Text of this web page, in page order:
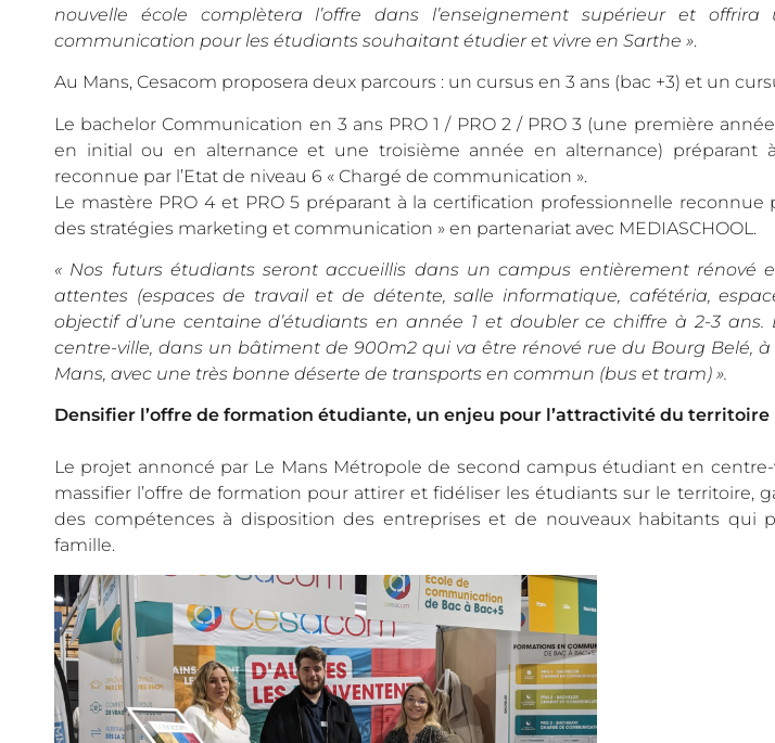
nouvelle école complètera l’offre dans l’enseignement supérieur et
communication pour les étudiants souhaitant étudier et vivre en Sarthe ».
Au Mans, Cesacom proposera deux parcours : un cursus en 3 ans (bac +3) et un
Le bachelor Communication en 3 ans PRO 1 / PRO 2 / PRO 3 (une première
en initial ou en alternance et une troisième année en alternance) préparant
reconnue par l’Etat de niveau 6 « Chargé de communication ».
Le mastère PRO 4 et PRO 5 préparant à la certification professionnelle reconnue
des stratégies marketing et communication » en partenariat avec MEDIASCHOOL.
« Nos futurs étudiants seront accueillis dans un campus entièrement rénové
attentes (espaces de travail et de détente, salle informatique, cafétéria,
objectif d’une centaine d’étudiants en année 1 et doubler ce chiffre à 2-3
centre-ville, dans un bâtiment de 900m2 qui va être rénové rue du Bourg Belé,
Mans, avec une très bonne déserte de transports en commun (bus et tram) ».
Densifier l’offre de formation étudiante, un enjeu pour l’attractivité du territoire
Le projet annoncé par Le Mans Métropole de second campus étudiant en
massifier l’offre de formation pour attirer et fidéliser les étudiants sur le territoire,
des compétences à disposition des entreprises et de nouveaux habitants qui
famille.